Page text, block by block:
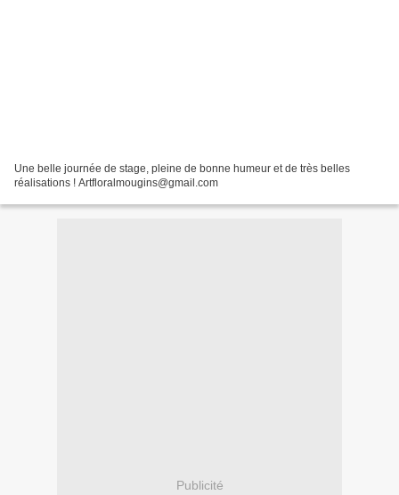
Une belle journée de stage, pleine de bonne humeur et de très belles
réalisations ! Artfloralmougins@gmail.com
Publicité